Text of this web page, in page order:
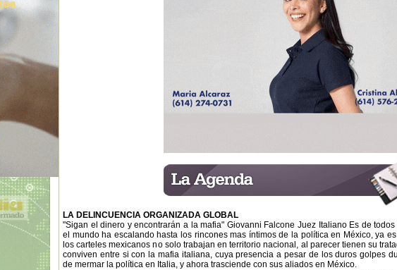
LA DELINCUENCIA ORGANIZADA GLOBAL
"Sigan el dinero y encontrarán a la mafia" Giovanni Falcone Juez Italiano Es de
el mundo ha escalando hasta los rincones mas íntimos de la política en México, ya
los carteles mexicanos no solo trabajan en territorio nacional, al parecer tienen su
conviven entre si con la mafia italiana, cuya presencia a pesar de los duros golpes
de mermar la política en Italia, y ahora trasciende con sus aliados en México.